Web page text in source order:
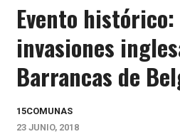
Evento
invasiones
Barrancas de
15COMUNAS
23 JUNIO, 2018